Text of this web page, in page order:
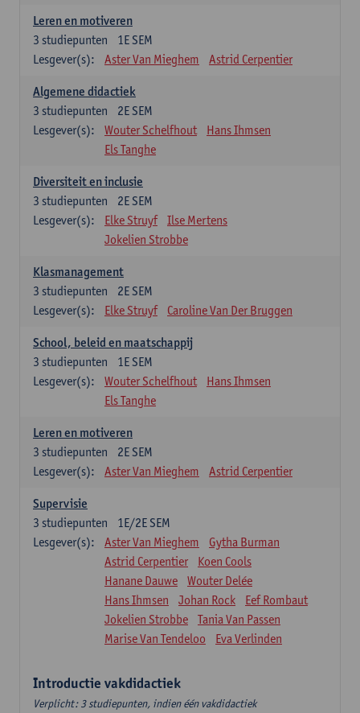
Leren en motiveren
1E SEM
3 studiepunten
Lesgever(s):
Aster Van Mieghem Astrid Cerpentier
Algemene didactiek
2E SEM
3 studiepunten
Lesgever(s):
Wouter Schelfhout
Hans Ihmsen
Els Tanghe
Diversiteit en inclusie
2E SEM
3 studiepunten
Lesgever(s):
Elke Struyf
Ilse Mertens
Jokelien Strobbe
Klasmanagement
2E SEM
3 studiepunten
Lesgever(s):
Elke Struyf Caroline Van Der Bruggen
School, beleid en maatschappij
1E SEM
3 studiepunten
Lesgever(s):
Wouter Schelfhout
Hans Ihmsen
Els Tanghe
Leren en motiveren
2E SEM
3 studiepunten
Lesgever(s):
Aster Van Mieghem Astrid Cerpentier
Supervisie
1E/2E SEM
3 studiepunten
Lesgever(s):
Aster Van Mieghem
Gytha Burman
Astrid Cerpentier
Koen Cools
Hanane Dauwe
Wouter Delée
Hans Ihmsen
Johan Rock
Eef Rombaut
Jokelien Strobbe
Tania Van Passen
Marise Van Tendeloo
Eva Verlinden
Introductie vakdidactiek
Verplicht: 3 studiepunten, indien één vakdidactiek